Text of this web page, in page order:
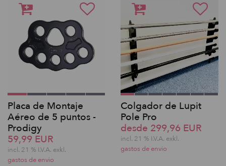
Placa de Montaje
Aéreo de 5 puntos -
Prodigy
59,99 EUR
incl. 21 % I.V.A. exkl.
gastos de envio
Colgador de Lupit
Pole Pro
desde 299,96 EUR
incl. 21 % I.V.A. exkl.
gastos de envio